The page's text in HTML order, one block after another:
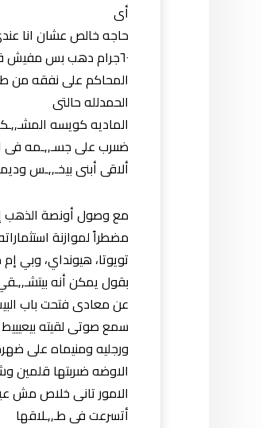
أى
حاجه خالص عشان انا
٦٠جرام دهب بس مفيش
المحاكم على نفقه من
الحمدلله حالتى
الماديه كويسه
ضىىرب على جسـ,,ـمه فى
ألاقى أبنى بيخـ,,ـس
مضطراً لموازنة
تويوتا، هيونداي، وبي إم
بقول يمكن أنه
عن معادى فتحت باب
سمع صوتى لقيته
ورجليه ومنيماه على
الاوضه ضىربتها قلمين
الامور تانى خلاص مش
أتسرعت فى طـ,,ـلاقها